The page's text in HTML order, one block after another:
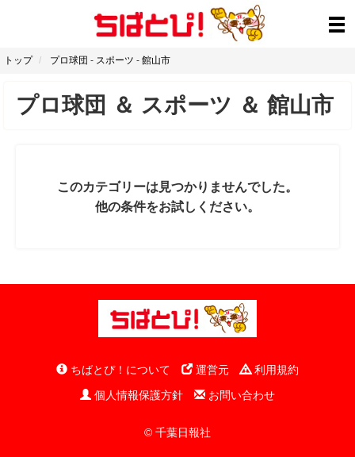
トップ プロ球団 - スポーツ - 館山市
プロ球団 ＆ スポーツ ＆ 館山市
このカテゴリーは見つかりませんでした。
他の条件をお試しください。
ちばとぴ！について 運営元
利用規約
個人情報保護方針
お問い合わせ
© 千葉日報社